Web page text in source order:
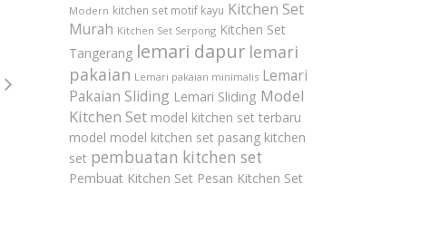
Modern kitchen set motif kayu Kitchen Set
Murah Kitchen Set Serpong Kitchen Set
Tangerang lemari dapur lemari
pakaian Lemari pakaian minimalis Lemari
Pakaian Sliding Lemari Sliding Model
Kitchen Set model kitchen set terbaru
model model kitchen set pasang kitchen
set pembuatan kitchen set
Pembuat Kitchen Set Pesan Kitchen Set